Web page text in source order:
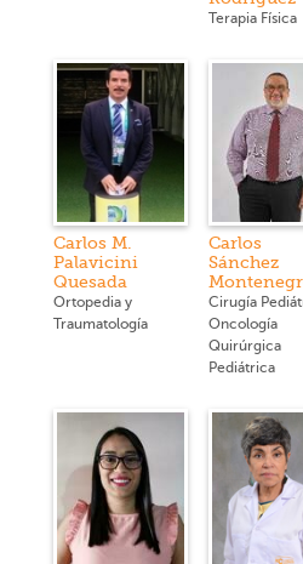
Terapia Física
Carlos M.
Palavicini
Quesada
Ortopedia y
Traumatología
Carlos
Sánchez
Cirugía
Oncología
Quirúrgica
Pediátrica